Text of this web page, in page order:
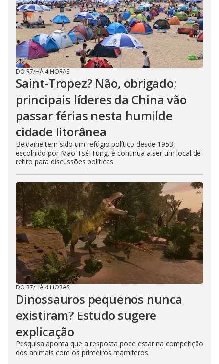
DO R7/HÁ 4 HORAS
Saint-Tropez? Não, obrigado;
principais líderes da China vão
passar férias nesta humilde
cidade litorânea
Beidaihe tem sido um refúgio político desde 1953,
escolhido por Mao Tsé-Tung, e continua a ser um local de
retiro para discussões políticas
DO R7/HÁ 4 HORAS
Dinossauros pequenos nunca
existiram? Estudo sugere
explicação
Pesquisa aponta que a resposta pode estar na competição
dos animais com os primeiros mamíferos